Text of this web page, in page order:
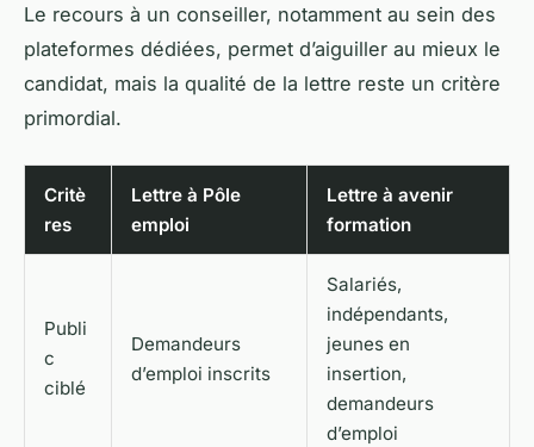
Le recours à un conseiller, notamment au sein des
plateformes dédiées, permet d’aiguiller au mieux le
candidat, mais la qualité de la lettre reste un critère
primordial.
Critè
res
Lettre à Pôle
emploi
Lettre à avenir
formation
Publi
c
ciblé
Demandeurs
d’emploi inscrits
Salariés,
indépendants,
jeunes en
insertion,
demandeurs
d’emploi